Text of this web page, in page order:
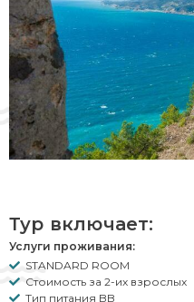
Тур включает:
Услуги проживания:
STANDARD ROOM
Стоимость за 2-их взрослых
Тип питания BB